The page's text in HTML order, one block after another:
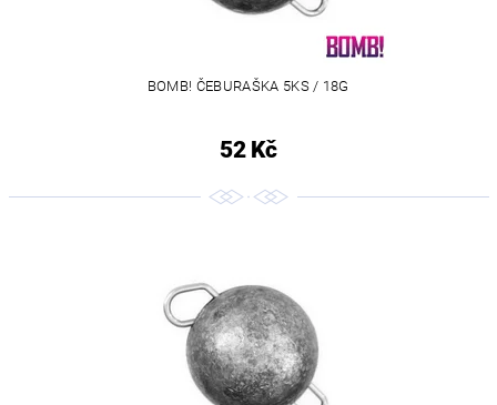
BOMB! ČEBURAŠKA 5KS / 18G
52 Kč